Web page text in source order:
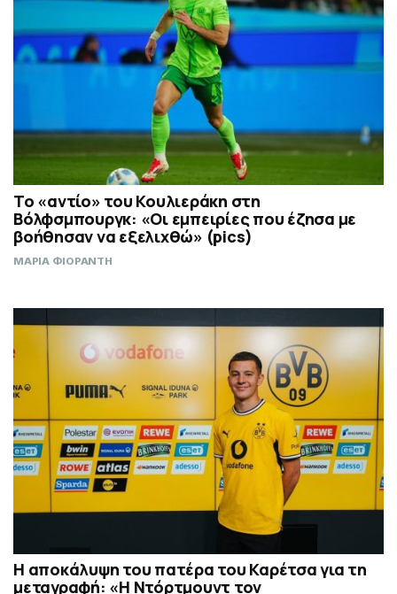
Το «αντίο» του Κουλιεράκη στη
Βόλφσμπουργκ: «Οι εμπειρίες που έζησα με
βοήθησαν να εξελιχθώ» (pics)
ΜΑΡΙΑ ΦΙΟΡΑΝΤΗ
Η αποκάλυψη του πατέρα του Καρέτσα για τη
μεταγραφή: «Η Ντόρτμουντ τον